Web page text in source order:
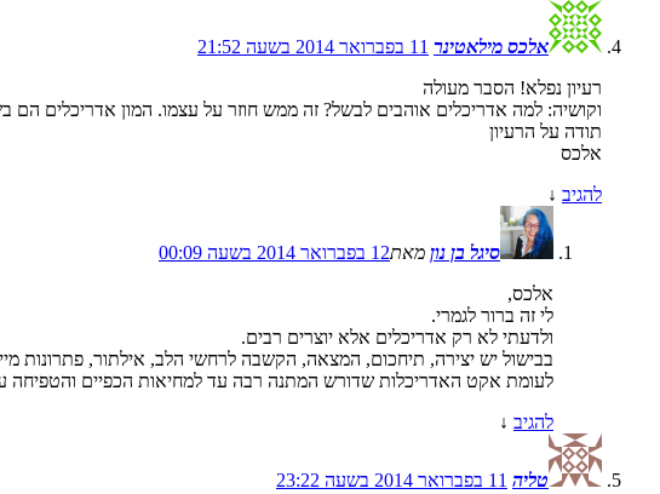
אלכס מילאטינר 11 בפברואר 2014 בשעה 21:52
רעיון נפלא! הסבר מעולה
וקושיה: למה אדריכלים אוהבים לבשל? זה ממש חוזר על עצמו. המון אדריכלים הם
תודה על הרעיון
אלכס
להגיב ↓
סיגל בן נון מאת12 בפברואר 2014 בשעה 00:09
אלכס,
לי זה ברור לגמרי.
ולדעתי לא רק אדריכלים אלא יוצרים רבים.
בבישול יש יצירה, תיחכום, המצאה, הקשבה לרחשי הלב, אילתור, פתרונות
לעומת אקט האדריכלות שדורש המתנה רבה עד למחיאות הכפיים
להגיב ↓
טליה 11 בפברואר 2014 בשעה 23:22